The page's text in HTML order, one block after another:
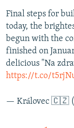
Final steps for
today, the
begun with the
finished on
delicious "Na
https://t.co/
— Královec 🇨🇿